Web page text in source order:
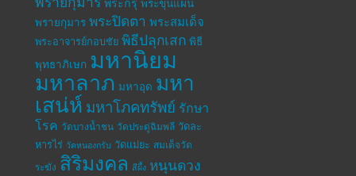
พระขุนแผน
พรายกุมาร พระปิดตา พระสมเด็จ
พระอาจารย์กอบชัย พิธีปลุกเสก พิธี
พุทธาภิเษก มหานิยม
มหาลาภ มหาอุด มหา
เสน่ห์ มหาโภคทรัพย์ รักษา
โรค วัดบางน้ำชน วัดประดู่ฉิมพลี วัดละ
หารไร่ วัดหนองกรับ วัดแม่ยะ สมเด็จวัด
ระฆัง สิริมงคล สีผึ้ง หนุนดวง